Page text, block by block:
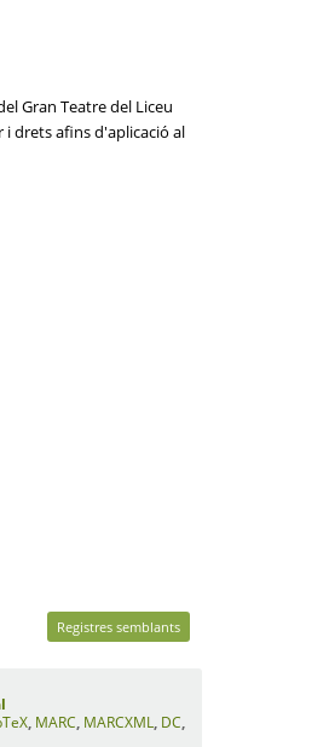
Gran Teatre del Liceu
drets afins d'aplicació al
Registres semblants
MARC MARCXML DC